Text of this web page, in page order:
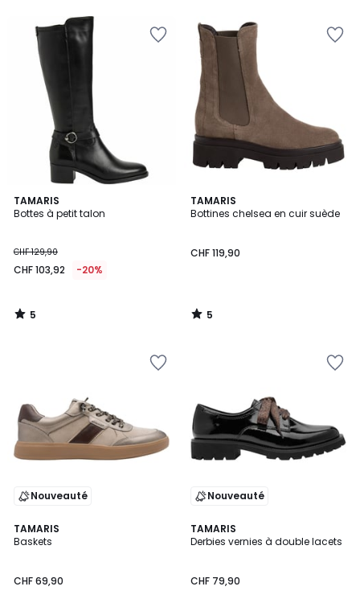
TAMARIS
Bottes à petit talon
CHF 129,90
CHF 103,92 -20%
5
/
5
/
TAMARIS
Bottines chelsea en cuir suède
CHF 119,90
5
/
5
/
Nouveauté
TAMARIS
Baskets
CHF 69,90
Nouveauté
TAMARIS
Derbies vernies à double lacets
CHF 79,90